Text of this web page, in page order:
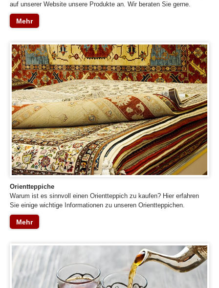
auf unserer Website unsere Produkte an. Wir beraten Sie gerne.
Mehr
Orientteppiche
Warum ist es sinnvoll einen Orientteppich zu kaufen? Hier erfahren
Sie einige wichtige Informationen zu unseren Orientteppichen.
Mehr